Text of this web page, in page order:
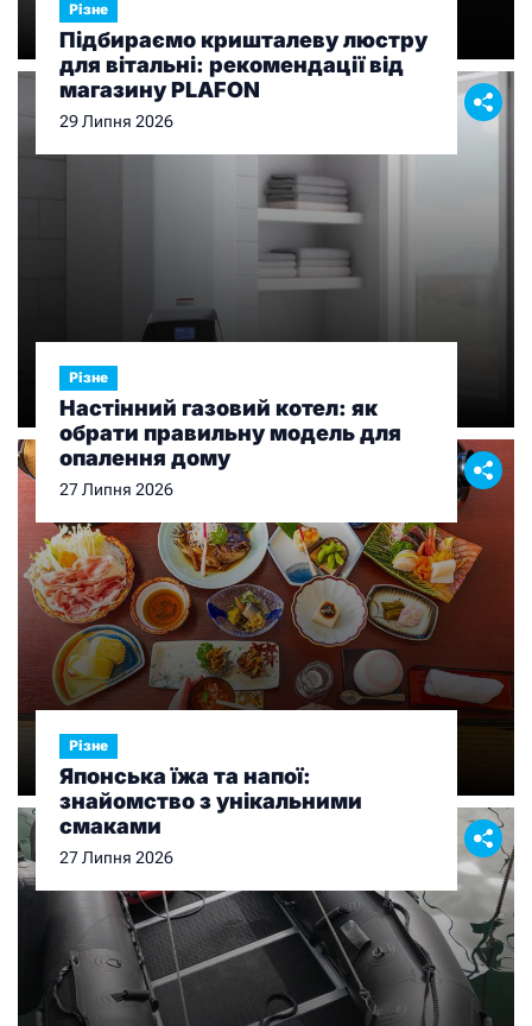
Різне
Підбираємо кришталеву люстру
для вітальні: рекомендації від
магазину PLAFON
29 Липня 2026
Різне
Настінний газовий котел: як
обрати правильну модель для
опалення дому
27 Липня 2026
Різне
Японська їжа та напої:
знайомство з унікальними
смаками
27 Липня 2026